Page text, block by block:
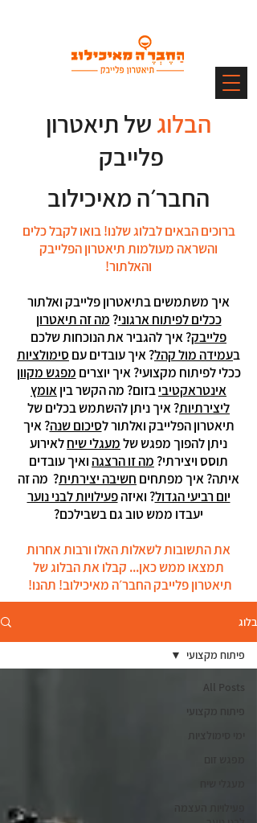
הבלוגשל תיאטרון
פלייבק
החבר׳ה מאיכילוב
ברוכים הבאים לבלוג שלנו! בואו לקבל כלים
והשראה מעולמות תיאטרון הפלייבק
והאלתור!
איך משתמשים בתיאטרון פלייבק ואלתור
ככלים לפיתוח ארגוני?מה זה תיאטרון
פלייבק? איך להגביר את הנוכחות שלכם
בעמידה מול קהל? איך עובדים עם סימולציות
ככלי לפיתוח מקצועי? איך יוצרים מפגש מקוון
אינטראקטיביבזום? מה הקשר ביןאומץ
ליצירתיות? איך ניתן להשתמש בכלים של
תיאטרון הפלייבק ואלתור לסיכום שנה? איך
ניתן להפוך מפגש שלמעגלי שיחלאירוע
תוסס ויצירתי?מה זו הרצגה ואיך עובדים
איתה? איך מפתחים חשיבה יצירתית? ​מה זה
יום רביעי הגדול? ואיזהפעילויות לבני נוער
יעבדו ממש טוב גם בשבילכם?
את התשובות לשאלות האלו ורבות אחרות
תמצאו ממש כאן... קבלו את הבלוג של
תיאטרון פלייבק החבר׳ה מאיכילוב! תהנו!
בלוג
All Posts
פיתוח מקצועי
פיתוח מקצועי